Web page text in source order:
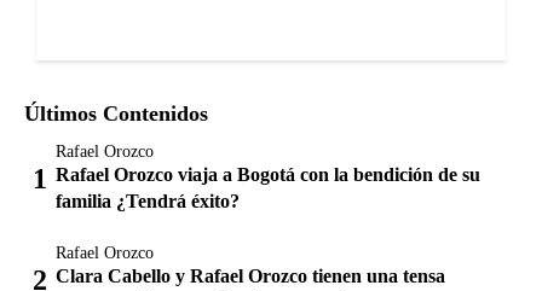
Últimos Contenidos
Rafael Orozco
Rafael Orozco viaja a Bogotá con la bendición de su
familia ¿Tendrá éxito?
Rafael Orozco
Clara Cabello y Rafael Orozco tienen una tensa